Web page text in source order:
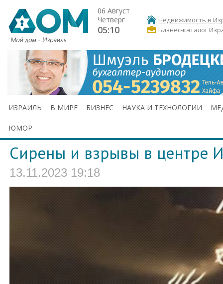
06 Август
Четверг
05:10
Недвижимость в
Бизнес-каталог
ИЗРАИЛЬ В МИРЕ БИЗНЕС НАУКА И ТЕХНОЛОГИИ
ЮМОР
Сирены и взрывы в центре
13.11.2023 19:18